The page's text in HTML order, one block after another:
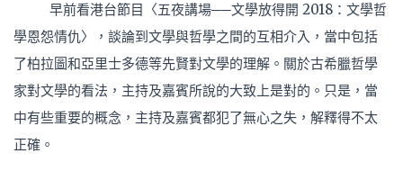
早前看港台節目〈五夜講場──文學放得開 2018：文學哲
學恩怨情仇〉，談論到文學與哲學之間的互相介入，當中包括
了柏拉圖和亞里士多德等先賢對文學的理解。關於古希臘哲學
家對文學的看法，主持及嘉賓所說的大致上是對的。只是，當
中有些重要的概念，主持及嘉賓都犯了無心之失，解釋得不太
正確。